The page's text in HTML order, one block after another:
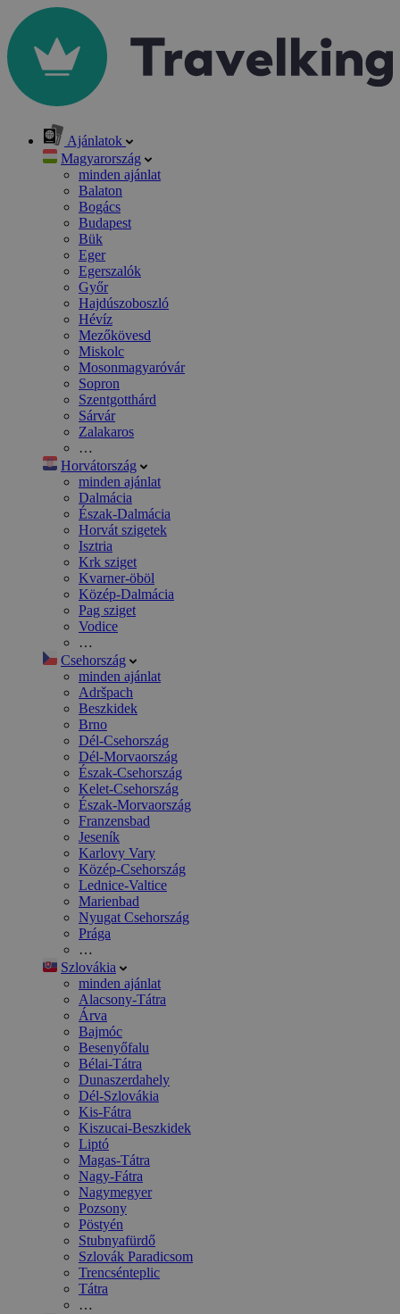
Ajánlatok
Magyarország
minden ajánlat
Balaton
Bogács
Budapest
Bük
Eger
Egerszalók
Győr
Hajdúszoboszló
Hévíz
Mezőkövesd
Miskolc
Mosonmagyaróvár
Sopron
Szentgotthárd
Sárvár
Zalakaros
…
Horvátország
minden ajánlat
Dalmácia
Észak-Dalmácia
Horvát szigetek
Isztria
Krk sziget
Kvarner-öböl
Közép-Dalmácia
Pag sziget
Vodice
…
Csehország
minden ajánlat
Adršpach
Beszkidek
Brno
Dél-Csehország
Dél-Morvaország
Észak-Csehország
Kelet-Csehország
Észak-Morvaország
Franzensbad
Jeseník
Karlovy Vary
Közép-Csehország
Lednice-Valtice
Marienbad
Nyugat Csehország
Prága
…
Szlovákia
minden ajánlat
Alacsony-Tátra
Árva
Bajmóc
Besenyőfalu
Bélai-Tátra
Dunaszerdahely
Dél-Szlovákia
Kis-Fátra
Kiszucai-Beszkidek
Liptó
Magas-Tátra
Nagy-Fátra
Nagymegyer
Pozsony
Pöstyén
Stubnyafürdő
Szlovák Paradicsom
Trencsénteplic
Tátra
…